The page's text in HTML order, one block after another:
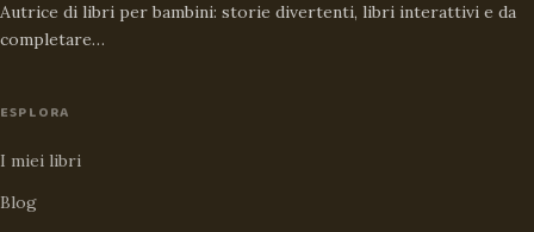
Autrice di libri per bambini: storie divertenti, libri interattivi e da
completare…
ESPLORA
I miei libri
Blog